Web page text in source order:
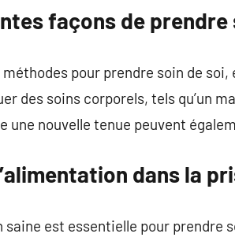
façons de prendre
pour prendre soin de
des soins corporels, tels qu’un
une nouvelle tenue peuvent
dans la
saine est essentielle pour prendre